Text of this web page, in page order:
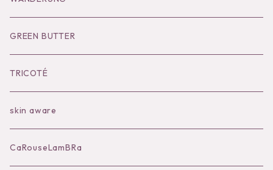
Socks
Shoes
Bilitis dix-sept ans
Inner
Outer
Bag
Accessories
Goods
Goods
GREEN BUTTER
TRICOTÉ
skin aware
CaRouseLamBRa